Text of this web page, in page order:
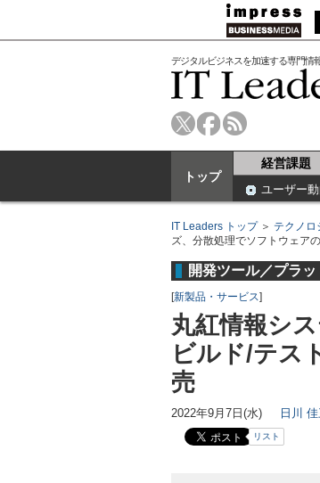
デジタルビジネスを加速する専門情
トップ
経営課題
ユーザー動
IT Leaders トップ＞ テクノロ
ズ、分散処理でソフトウェア
開発ツール／プラ
[新製品・サービス]
丸紅情報シ
ビルド/テス
売
2022年9月7日(水) 日川
リスト